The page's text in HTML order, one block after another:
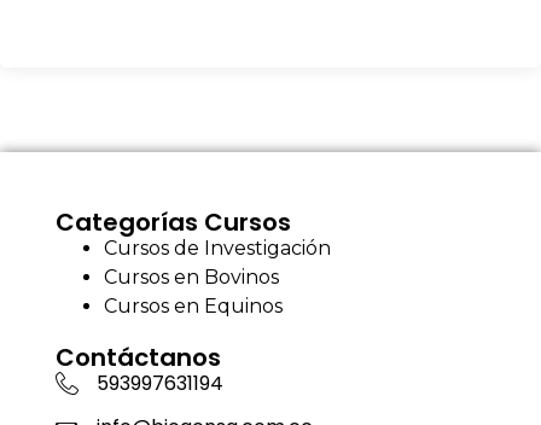
Categorías Cursos
Cursos de Investigación
Cursos en Bovinos
Cursos en Equinos
Contáctanos
593997631194